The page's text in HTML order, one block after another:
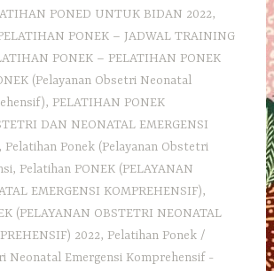
PONED UNTUK BIDAN 2022,
PONEK – JADWAL TRAINING
PONEK – PELATIHAN PONEK
(Pelayanan Obsetri Neonatal
, PELATIHAN PONEK
DAN NEONATAL EMERGENSI
, Pelatihan Ponek (Pelayanan Obstetri
, Pelatihan PONEK (PELAYANAN
EMERGENSI KOMPREHENSIF),
(PELAYANAN OBSTETRI NEONATAL
2022, Pelatihan Ponek /
Neonatal Emergensi Komprehensif -